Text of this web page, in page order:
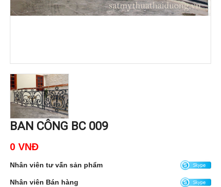
BAN CÔNG BC 009
0 VNĐ
Nhân viên tư vấn sản phẩm
Nhân viên Bán hàng